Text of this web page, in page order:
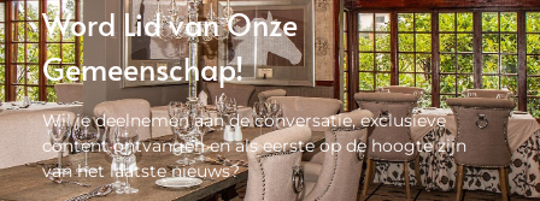
Word Lid van Onze
Gemeenschap!
Wil je deelnemen aan de conversatie, exclusieve
content ontvangen en als eerste op de hoogte zijn
van het laatste nieuws?